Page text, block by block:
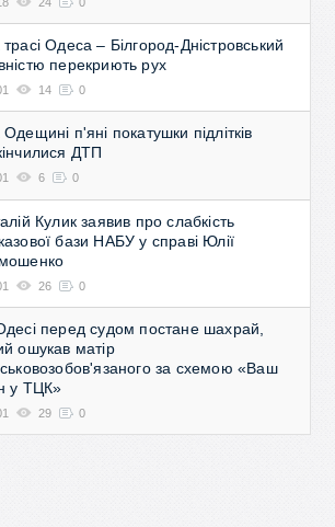
Одеса – Білгород-Дністровський
перекриють рух
14 0
п'яні покатушки підлітків
ДТП
6 0
Кулик заявив про слабкість
бази НАБУ у справі Юлії
26 0
перед судом постане шахрай,
ошукав матір
за схемою «Ваш
у ТЦК»
29 0